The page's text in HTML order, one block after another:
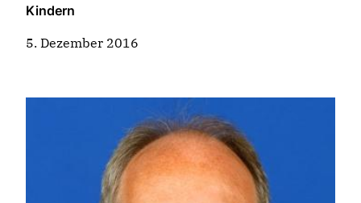
Kindern
5. Dezember 2016